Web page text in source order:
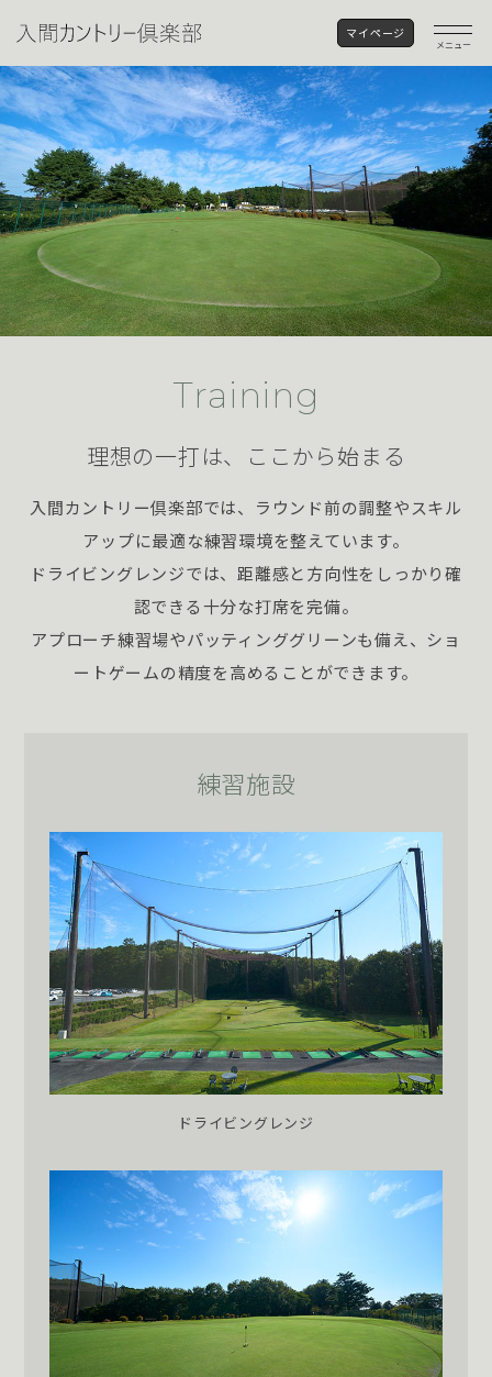
メニュー
マイページ
Training
理想の一打は、ここから始まる
入間カントリー倶楽部では、ラウンド前の調整やスキル
アップに最適な練習環境を整えています。
ドライビングレンジでは、距離感と方向性をしっかり確
認できる十分な打席を完備。
アプローチ練習場やパッティンググリーンも備え、ショ
ートゲームの精度を高めることができます。
練習施設
ドライビングレンジ